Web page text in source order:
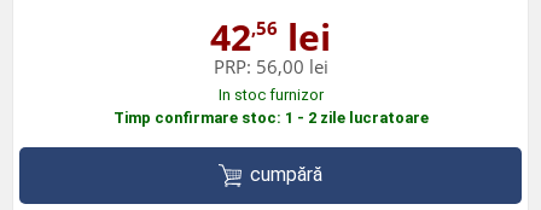
42,56 lei
PRP: 56,00 lei
In stoc furnizor
Timp confirmare stoc: 1 - 2 zile lucratoare
cumpără